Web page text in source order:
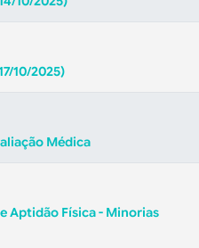
10/2025)
Médica
Aptidão Física - Minorias